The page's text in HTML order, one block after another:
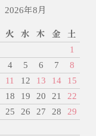
2026年8月
火 水 木 金
土
1
4 5 6 7
8
11 12 13 14
15
18 19 20 21
22
25 26 27 28
29